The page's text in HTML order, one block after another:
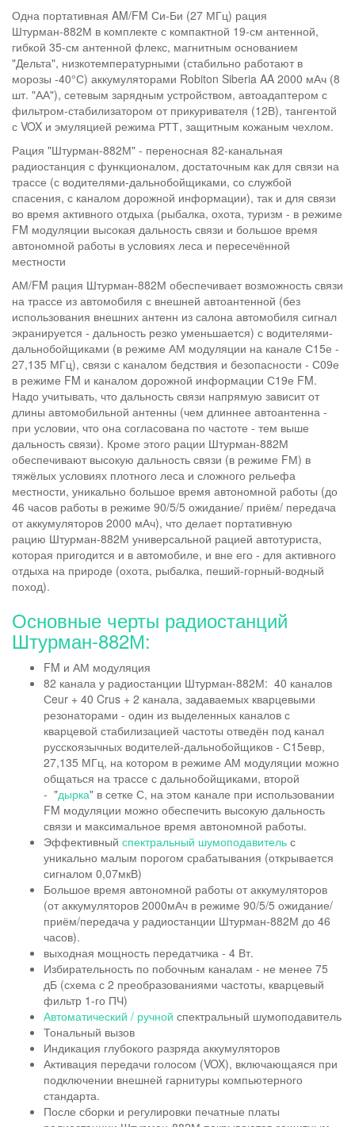
Одна портативная AM/FM Си-Би (27 МГц) рация
Штурман-882М в комплекте с компактной 19-см антенной,
гибкой 35-см антенной флекс, магнитным основанием
"Дельта", низкотемпературными (стабильно работают в
морозы -40°С) аккумуляторами Robiton Siberia AA 2000 мАч (8
шт. "АА"), сетевым зарядным устройством, автоадаптером с
фильтром-стабилизатором от прикуривателя (12В), тангентой
с VOX и эмуляцией режима РТТ, защитным кожаным чехлом.
Рация "Штурман-882М" - переносная 82-канальная
радиостанция с функционалом, достаточным как для связи на
трассе (с водителями-дальнобойщиками, со службой
спасения, с каналом дорожной информации), так и для связи
во время активного отдыха (рыбалка, охота, туризм - в режиме
FM модуляции высокая дальность связи и большое время
автономной работы в условиях леса и пересечённой
местности
АМ/FM рация Штурман-882М обеспечивает возможность связи
на трассе из автомобиля с внешней автоантенной (без
использования внешних антенн из салона автомобиля сигнал
экранируется - дальность резко уменьшается) с водителями-
дальнобойщиками (в режиме АМ модуляции на канале С15е -
27,135 МГц), связи с каналом бедствия и безопасности - С09е
в режиме FM и каналом дорожной информации С19е FM.
Надо учитывать, что дальность связи напрямую зависит от
длины автомобильной антенны (чем длиннее автоантенна -
при условии, что она согласована по частоте - тем выше
дальность связи). Кроме этого рации Штурман-882М
обеспечивают высокую дальность связи (в режиме FМ) в
тяжёлых условиях плотного леса и сложного рельефа
местности, уникально большое время автономной работы (до
46 часов работы в режиме 90/5/5 ожидание/ приём/ передача
от аккумуляторов 2000 мАч), что делает портативную
рацию Штурман-882М универсальной рацией автотуриста,
которая пригодится и в автомобиле, и вне его - для активного
отдыха на природе (охота, рыбалка, пеший-горный-водный
поход).
Основные черты радиостанций
Штурман-882М:
FM и АМ модуляция
82 канала у радиостанции Штурман-882М: 40 каналов
Сeur + 40 Crus + 2 канала, задаваемых кварцевыми
резонаторами - один из выделенных каналов с
кварцевой стабилизацией частоты отведён под канал
русскоязычных водителей-дальнобойщиков - С15евр,
27,135 МГц, на котором в режиме АМ модуляции можно
общаться на трассе с дальнобойщиками, второй
- "дырка" в сетке С, на этом канале при использовании
FM модуляции можно обеспечить высокую дальность
связи и максимальное время автономной работы.
Эффективный спектральный шумоподавитель с
уникально малым порогом срабатывания (открывается
сигналом 0,07мкВ)
Большое время автономной работы от аккумуляторов
(от аккумуляторов 2000мАч в режиме 90/5/5 ожидание/
приём/передача у радиостанции Штурман-882М до 46
часов).
выходная мощность передатчика - 4 Вт.
Избирательность по побочным каналам - не менее 75
дБ (схема с 2 преобразованиями частоты, кварцевый
фильтр 1-го ПЧ)
Автоматический / ручной спектральный шумоподавитель
Тональный вызов
Индикация глубокого разряда аккумуляторов
Активация передачи голосом (VOX), включающаяся при
подключении внешней гарнитуры компьютерного
стандарта.
После сборки и регулировки печатные платы